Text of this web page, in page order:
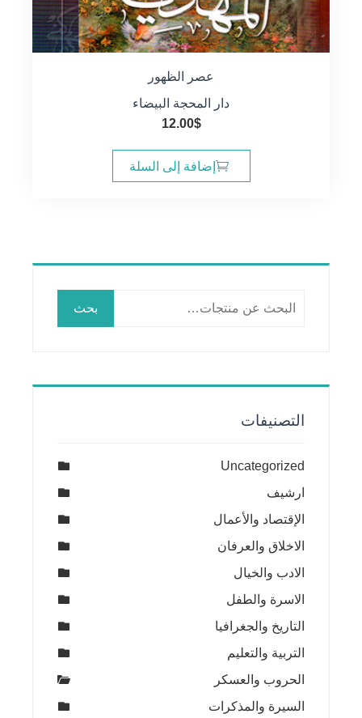
عصر الظهور
دار المحجة البيضاء
12.00$
إضافة إلى السلة
البحث
بحث
التصنيفات
Uncategorized
ارشيف
الإقتصاد والأعمال
الاخلاق والعرفان
الادب والخيال
الاسرة والطفل
التاريخ والجغرافيا
التربية والتعليم
الحروب والعسكر
السيرة والمذكرات